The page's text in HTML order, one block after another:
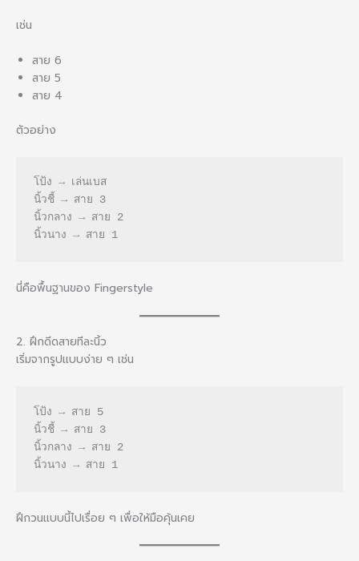
เช่น
สาย 6
สาย 5
สาย 4
ตัวอย่าง
โป้ง → เล่นเบส
นิ้วชี้ → สาย 3
นิ้วกลาง → สาย 2
นิ้วนาง → สาย 1
นี่คือพื้นฐานของ Fingerstyle
2. ฝึกดีดสายทีละนิ้ว
เริ่มจากรูปแบบง่าย ๆ เช่น
โป้ง → สาย 5
นิ้วชี้ → สาย 3
นิ้วกลาง → สาย 2
นิ้วนาง → สาย 1
ฝึกวนแบบนี้ไปเรื่อย ๆ เพื่อให้มือคุ้นเคย